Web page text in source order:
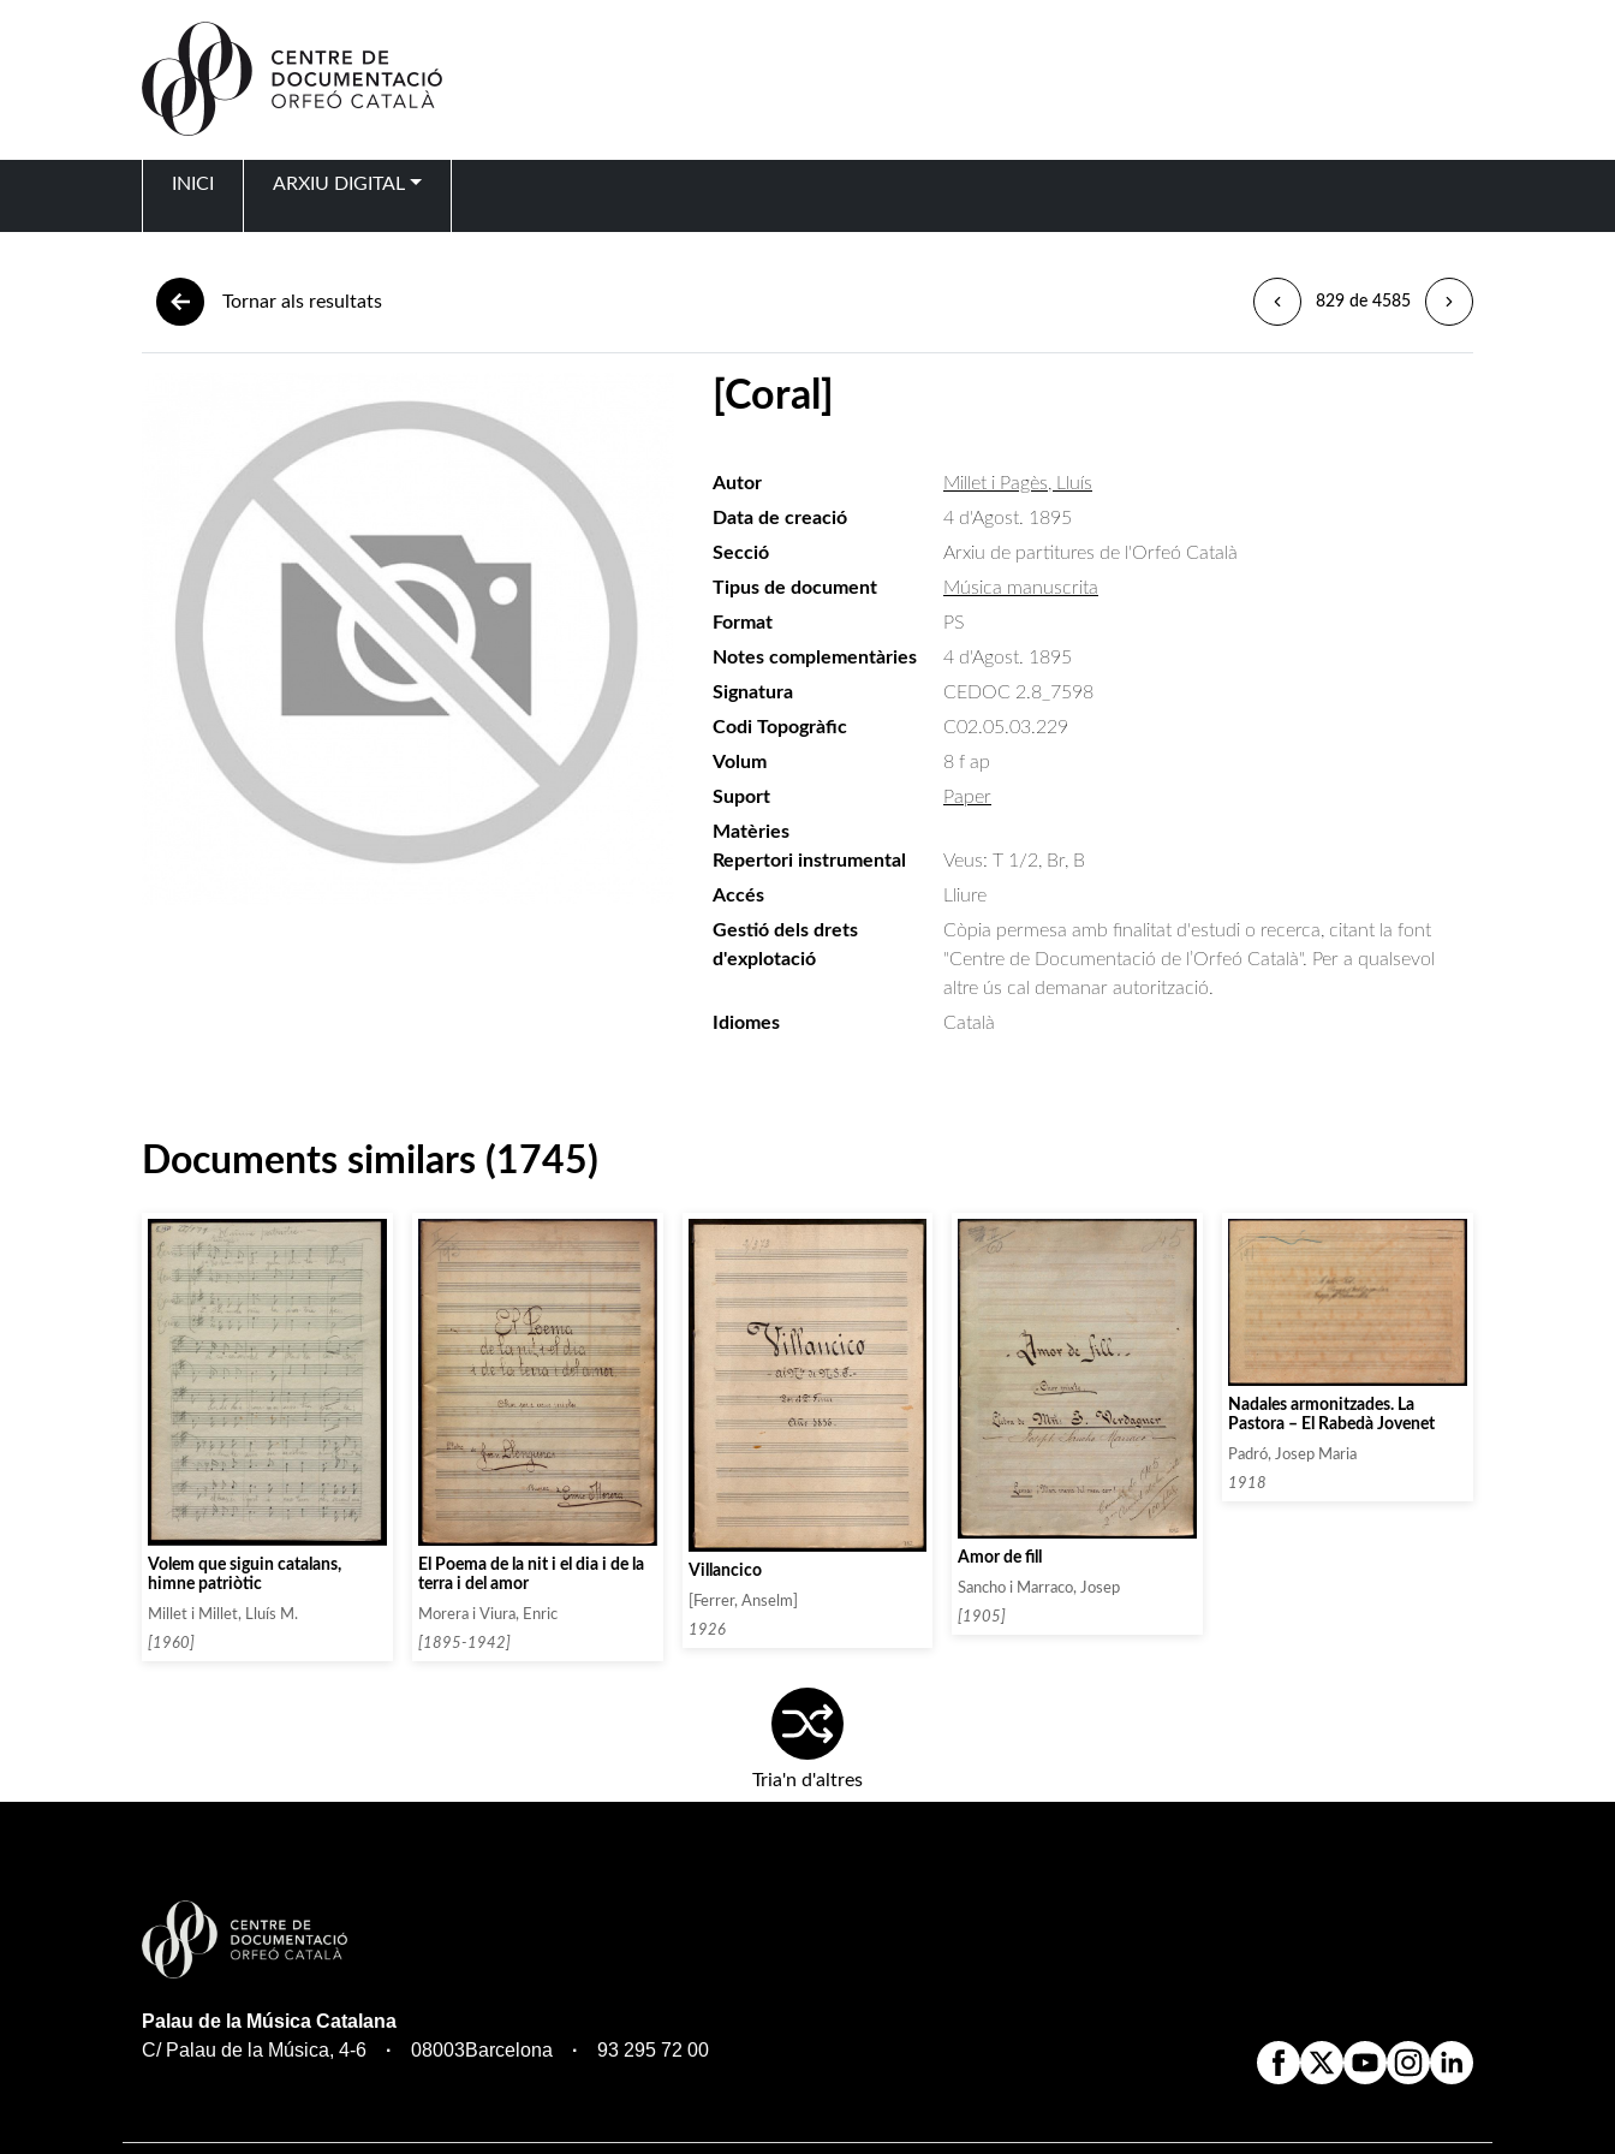
INICI ARXIU DIGITAL
Tornar als resultats 829 de 4585
[Coral]
Autor
Millet i Pagès, Lluís
Data de creació
4 d'Agost. 1895
Secció
Arxiu de partitures de l'Orfeó Català
Tipus de document
Música manuscrita
Format
PS
Notes complementàries
4 d'Agost. 1895
Signatura
CEDOC 2.8_7598
Codi Topogràfic
C02.05.03.229
Volum
8 f ap
Suport
Paper
Matèries
Repertori instrumental
Veus: T 1/2, Br, B
Accés
Lliure
Gestió dels drets
d'explotació
Còpia permesa amb finalitat d'estudi o recerca, citant la font
"Centre de Documentació de l’Orfeó Català". Per a qualsevol
altre ús cal demanar autorització.
Idiomes
Català
Documents similars (1745)
Volem que siguin catalans,
himne patriòtic
Millet i Millet, Lluís M.
[1960]
El Poema de la nit i el dia i de la
terra i del amor
Morera i Viura, Enric
[1895-1942]
Villancico
[Ferrer, Anselm]
1926
Amor de fill
Sancho i Marraco, Josep
[1905]
Nadales armonitzades. La
Pastora – El Rabedà Jovenet
Padró, Josep Maria
1918
Tria'n d'altres
Palau de la Música Catalana
C/ Palau de la Música, 4-6
08003Barcelona 93 295 72 00